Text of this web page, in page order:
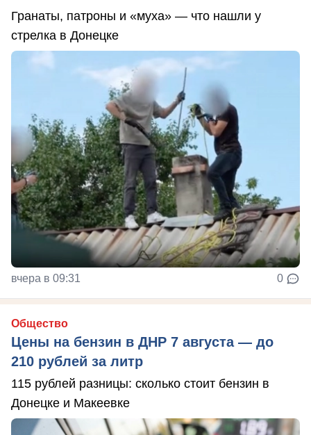
Гранаты, патроны и «муха» — что нашли у
стрелка в Донецке
вчера в 09:31 0
Общество
Цены на бензин в ДНР 7 августа — до
210 рублей за литр
115 рублей разницы: сколько стоит бензин в
Донецке и Макеевке